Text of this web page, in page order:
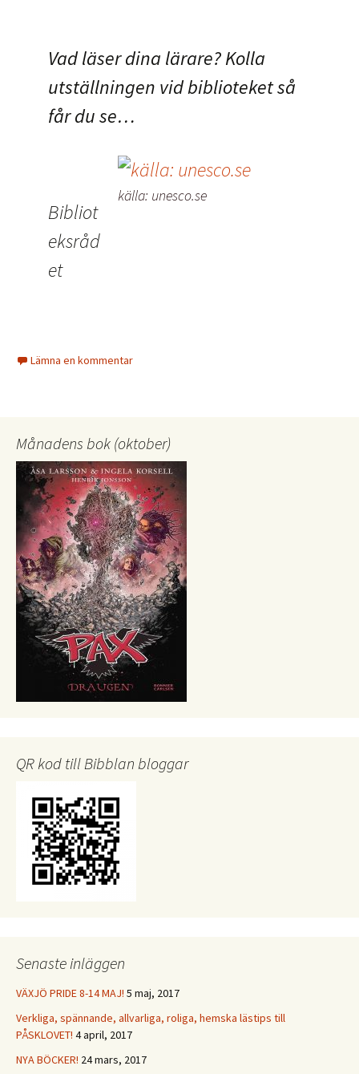
Vad läser dina lärare? Kolla
utställningen vid biblioteket så
får du se…
källa: unesco.se
Bibliot
eksråd
et
Lämna en kommentar
Månadens bok (oktober)
QR kod till Bibblan bloggar
Senaste inläggen
VÄXJÖ PRIDE 8-14 MAJ! 5 maj, 2017
Verkliga, spännande, allvarliga, roliga, hemska lästips till
PÅSKLOVET! 4 april, 2017
NYA BÖCKER! 24 mars, 2017